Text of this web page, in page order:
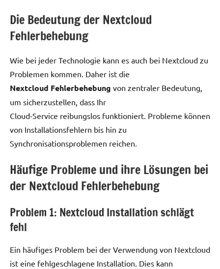
Die Bedeutung der Nextcloud
Fehlerbehebung
Wie bei jeder Technologie kann es auch bei Nextcloud zu
Problemen kommen. Daher ist die
Nextcloud Fehlerbehebung von zentraler Bedeutung,
um sicherzustellen, dass Ihr
Cloud-Service reibungslos funktioniert. Probleme können
von Installationsfehlern bis hin zu
Synchronisationsproblemen reichen.
Häufige Probleme und ihre Lösungen bei
der Nextcloud Fehlerbehebung
Problem 1: Nextcloud Installation schlägt
fehl
Ein häufiges Problem bei der Verwendung von Nextcloud
ist eine fehlgeschlagene Installation. Dies kann